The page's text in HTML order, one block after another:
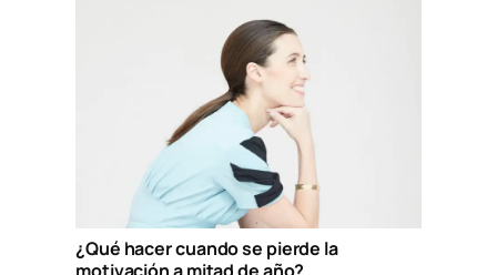
¿Qué hacer cuando se pierde la
motivación a mitad de año?